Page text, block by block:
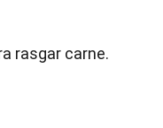
rasgar carne.